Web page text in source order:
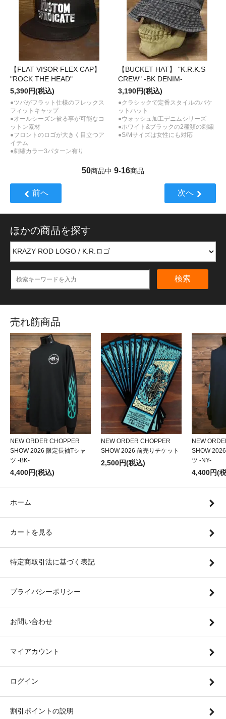
【FLAT VISOR FLEX CAP】
"ROCK THE HEAD"
5,390円(税込)
●ツバがフラット仕様のフレックス
フィットキャップ
●オールシーズン被る事が可能なコ
ットン素材
●フロントのロゴが大きく目立つア
イテム
●刺繍カラー3パターン有り
【BUCKET HAT】 "K.R.K.S
CREW" -BK DENIM-
3,190円(税込)
●クラシックで定番スタイルのバケ
ットハット
●ウォッシュ加工デニムシリーズ
●ホワイト&ブラックの2種類の刺繍
●S/Mサイズは女性にも対応
50商品中 9-16商品
前へ 次へ
ほかの商品を探す
検索
売れ筋商品
NEW ORDER CHOPPER
SHOW 2026 限定長袖Tシャ
ツ -BK-
4,400円(税込)
NEW ORDER CHOPPER
SHOW 2026 前売りチケット
2,500円(税込)
NEW
SHOW
ツ -NY-
4,400円(
ホーム
カートを見る
特定商取引法に基づく表記
プライバシーポリシー
お問い合わせ
マイアカウント
ログイン
割引ポイントの説明